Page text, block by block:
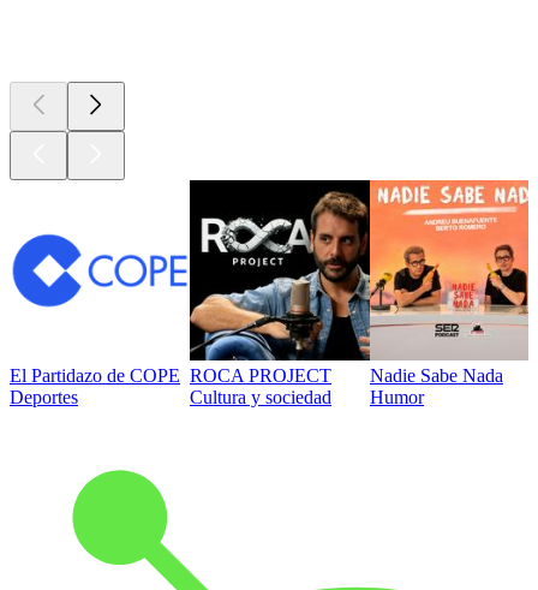
El Partidazo de COPE
Deportes
ROCA PROJECT
Cultura y sociedad
Nadie Sabe Nada
Humor